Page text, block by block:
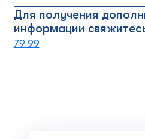
Для получения
информации
79 99